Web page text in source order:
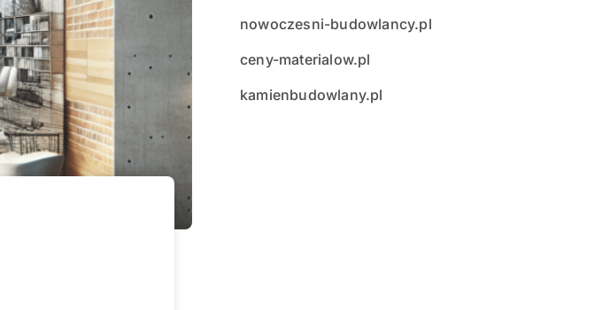
nowoczesni-budowlancy.pl
ceny-materialow.pl
kamienbudowlany.pl